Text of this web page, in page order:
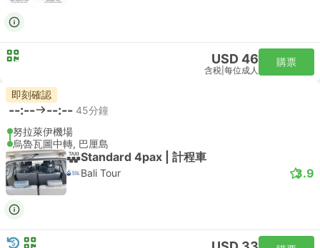
USD 46
含税 每位成人
購票
即刻確認
--:-- --:-- 45分鐘
努拉萊伊機場
烏魯瓦圖中轉, 巴厘島
Standard 4pax | 計程車
Bali Tour 3.9